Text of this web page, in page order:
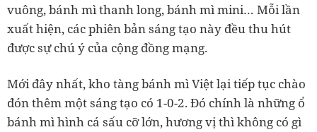
vuông, bánh mì thanh long, bánh mì mini… Mỗi lần
xuất hiện, các phiên bản sáng tạo này đều thu hút
được sự chú ý của cộng đồng mạng.
Mới đây nhất, kho tàng bánh mì Việt lại tiếp tục chào
đón thêm một sáng tạo có 1-0-2. Đó chính là những ổ
bánh mì hình cá sấu cỡ lớn, hương vị thì không có gì